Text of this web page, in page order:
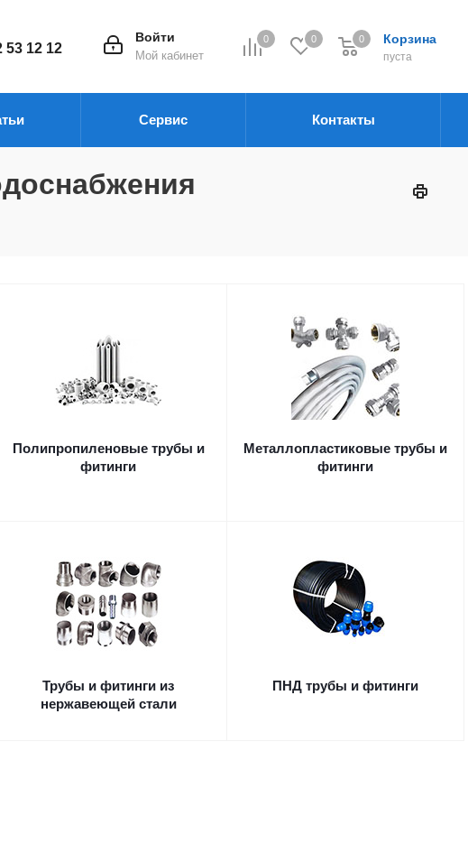
0 0 Корзина
пуста
0
Войти
Мой кабинет
53 12 12
Сервис Контакты
Полипропиленовые трубы и
фитинги
Металлопластиковые трубы и
фитинги
Трубы и фитинги из
нержавеющей стали
ПНД трубы и фитинги